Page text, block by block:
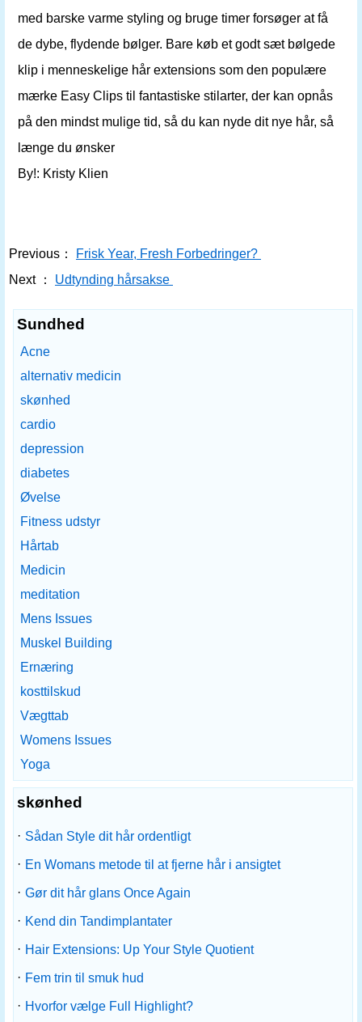
med barske varme styling og bruge timer forsøger at få
de dybe, flydende bølger. Bare køb et godt sæt bølgede
klip i menneskelige hår extensions som den populære
mærke Easy Clips til fantastiske stilarter, der kan opnås
på den mindst mulige tid, så du kan nyde dit nye hår, så
længe du ønsker
By!: Kristy Klien
Previous：
Frisk Year, Fresh Forbedringer?
Next ：
Udtynding hårsakse
Sundhed
Acne
alternativ medicin
skønhed
cardio
depression
diabetes
Øvelse
Fitness udstyr
Hårtab
Medicin
meditation
Mens Issues
Muskel Building
Ernæring
kosttilskud
Vægttab
Womens Issues
Yoga
skønhed
· Sådan Style dit hår ordentligt
· En Womans metode til at fjerne hår i ansigtet
· Gør dit hår glans Once Again
· Kend din Tandimplantater
· Hair Extensions: Up Your Style Quotient
· Fem trin til smuk hud
· Hvorfor vælge Full Highlight?